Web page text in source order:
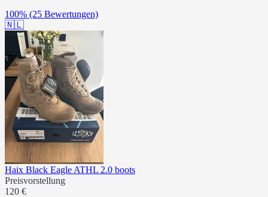
100% (25 Bewertungen)
🇳🇱
Haix Black Eagle ATHL 2.0 boots
Preisvorstellung
120 €